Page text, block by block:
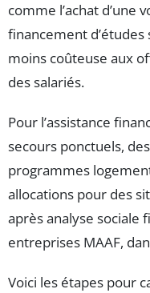
comme l’achat d’une
financement
moins coûteuse aux
des salariés.
Pour l’assistance
secours ponctuels,
programmes
allocations pour des
après analyse sociale
entreprises MAAF,
Voici les étapes pour